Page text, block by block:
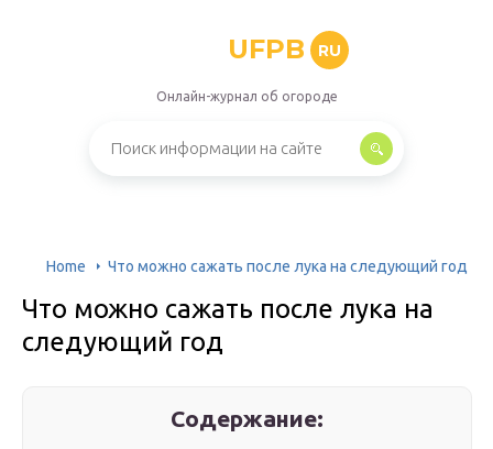
UFPB RU
Онлайн-журнал об огороде
Home Что можно сажать после лука на следующий год
Что можно сажать после лука на
следующий год
Содержание: